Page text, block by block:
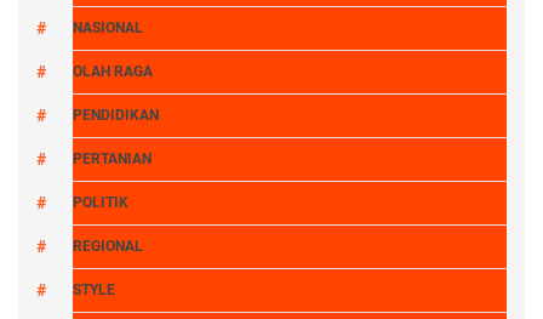
NASIONAL
OLAH RAGA
PENDIDIKAN
PERTANIAN
POLITIK
REGIONAL
STYLE